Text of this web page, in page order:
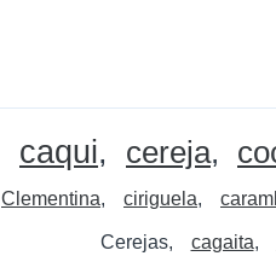
caqui cereja
Clementina ciriguela
Cerejas cagaita